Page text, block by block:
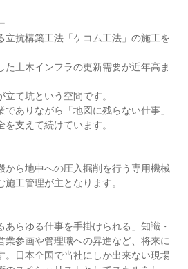
立抗構築工法「ケコム工法」の施工を
た土木インフラの更新需要が近年高ま
て坑という空間です。
ありながら「地図に残らない仕事」
支えて続けています。
から地中への圧入掘削を行う専用機械
工管理が主となります。
らゆる仕事を手掛けられる」知識・
業参画や管理職への昇進など、将来に
。日本全国で当社にしか出来ない現場